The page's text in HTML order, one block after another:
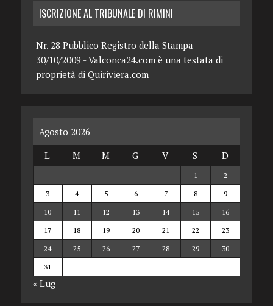
ISCRIZIONE AL TRIBUNALE DI RIMINI
Nr. 28 Pubblico Registro della Stampa -
30/10/2009 - Valconca24.com è una testata di
proprietà di Quiriviera.com
Agosto 2026
L
M M G V S D
1
2
3
4 5 6 7 8
9
10
11 12 13 14 15
16
17
18 19 20 21 22
23
24
25 26 27 28 29
30
31
« Lug